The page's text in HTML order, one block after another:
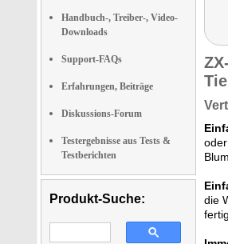
Handbuch-, Treiber-, Video-
Downloads
Support-FAQs
Erfahrungen, Beiträge
Diskussions-Forum
Testergebnisse aus Tests &
Testberichten
Produkt-Suche:
die